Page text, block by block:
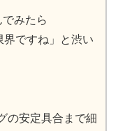
みたら
界ですね」と渋い
の安定具合まで細